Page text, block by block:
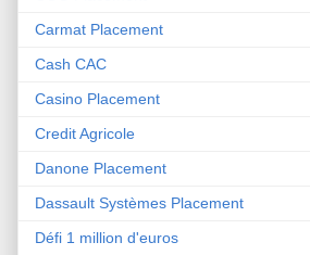
Carmat Placement
Cash CAC
Casino Placement
Credit Agricole
Danone Placement
Dassault Systèmes Placement
Défi 1 million d'euros